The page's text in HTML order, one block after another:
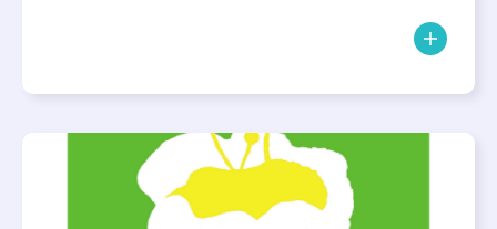
BIBLIOTHÈQUES ÉVÉNEMENTS , LECTURE INDIVIDUALISÉE
LITTÉRATURE JEUNESSE